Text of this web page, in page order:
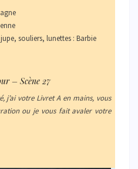
souliers, lunettes : Barbie
– Scène 27
j’ai votre Livret A en mains, vous
ou je vous fait avaler votre